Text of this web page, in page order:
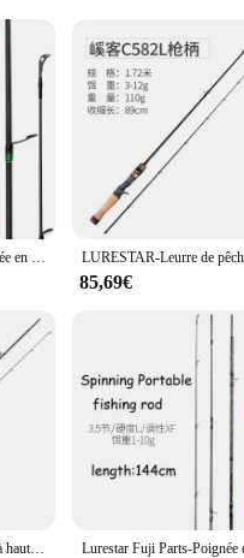
to corrosion in the harsh
of the rod and reel combination
à pêche is engineered to
The lurestar Cannes à pêche
for both novice and
fishing conditions and its
in a reliable and
Lurestar-Leurre avec poignée en bois pour la pêche à la truite, nouveauté, filature/considérant le plus récent, 1.87m, UL, eau douce, poids 1-8g
85,69€
Lurestar-Pêche ultralégère à haute teneur en carbone, action extra rapide, 1.43-1.8m, UL